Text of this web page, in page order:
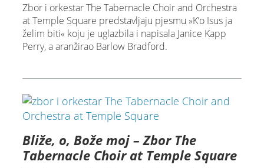
Zbor i orkestar The Tabernacle Choir and Orchestra
at Temple Square predstavljaju pjesmu »K’o Isus ja
želim biti« koju je uglazbila i napisala Janice Kapp
Perry, a aranžirao Barlow Bradford.
Bliže, o, Bože moj – Zbor The
Tabernacle Choir at Temple Square